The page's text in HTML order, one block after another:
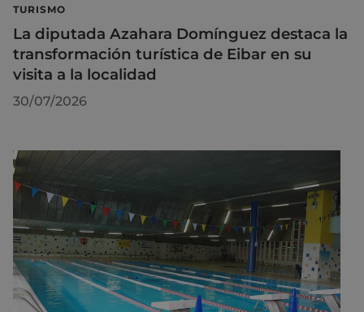
TURISMO
La diputada Azahara Domínguez destaca la
transformación turística de Eibar en su
visita a la localidad
30/07/2026